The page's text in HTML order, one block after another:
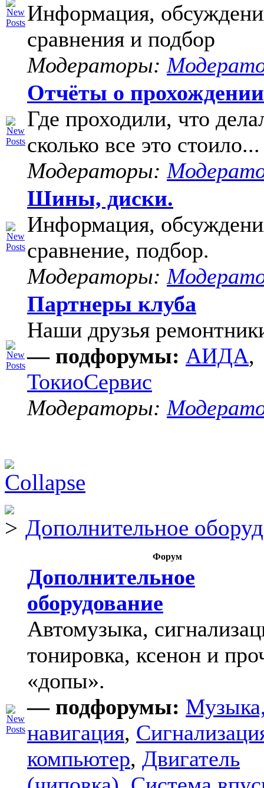
Информация,
сравнения и подбор
Модераторы:
Отчёты о
Где проходили, что
сколько все это стоило...
Модераторы:
Шины, диски.
Информация,
сравнение, подбор.
Модераторы:
Партнеры клуба
Наши друзья
— подфорумы: АИДА,
ТокиоСервис
Модераторы:
Дополнительное
Форум
Дополнительное
оборудование
Автомузыка,
тонировка, ксенон и
«допы».
— подфорумы:
навигация,
компьютер, Двигатель